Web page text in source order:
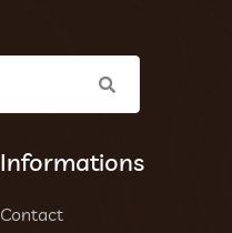
Informations
Contact